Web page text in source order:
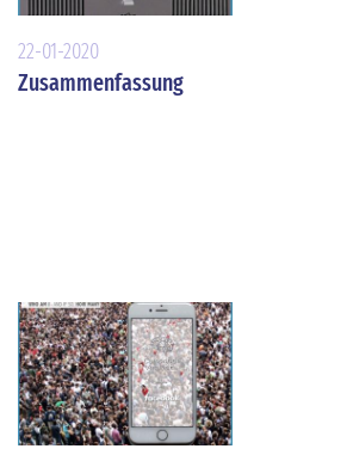
22-01-2020
Zusammenfassung